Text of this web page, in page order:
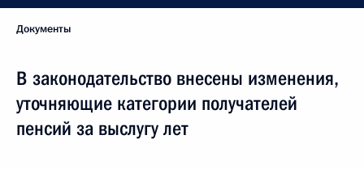
Документы
В законодательство внесены изменения,
уточняющие категории получателей
пенсий за выслугу лет